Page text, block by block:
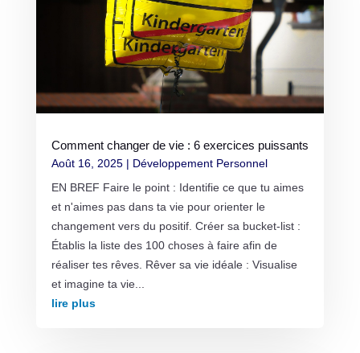
Comment changer de vie : 6 exercices puissants
Août 16, 2025| Développement Personnel
EN BREF Faire le point : Identifie ce que tu aimes
et n'aimes pas dans ta vie pour orienter le
changement vers du positif. Créer sa bucket-list :
Établis la liste des 100 choses à faire afin de
réaliser tes rêves. Rêver sa vie idéale : Visualise
et imagine ta vie...
lire plus